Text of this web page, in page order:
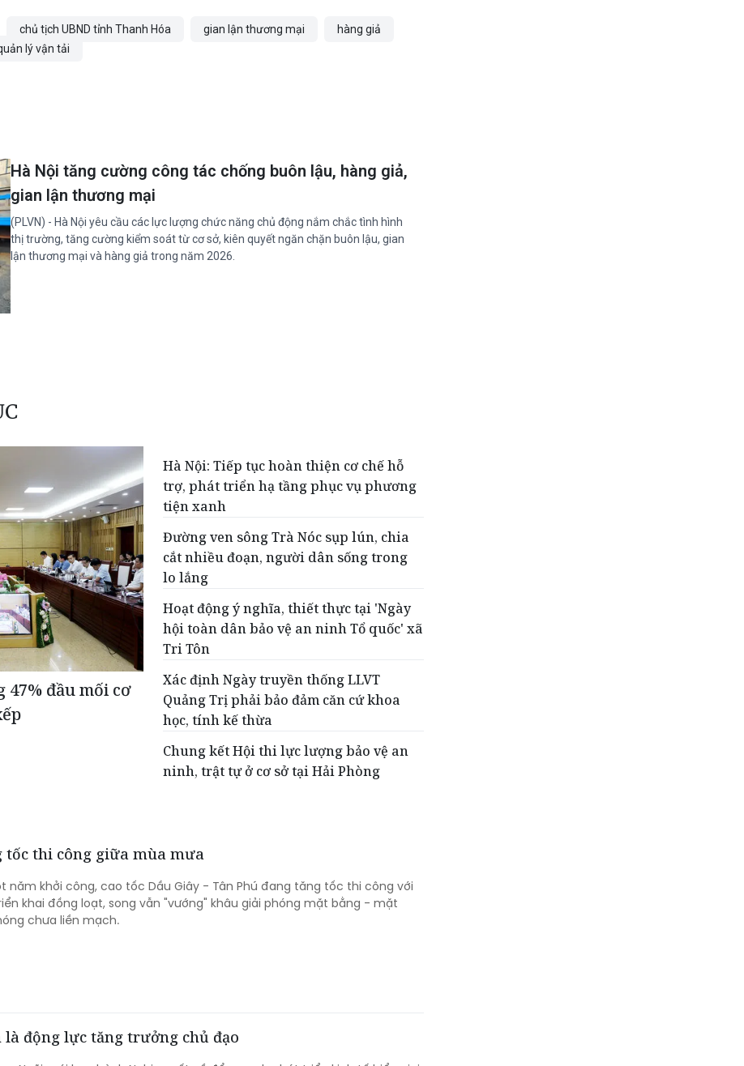
chủ tịch UBND tỉnh Thanh Hóa gian lận thương mại
hàng giả
lý vận tải
Hà Nội tăng cường công tác chống buôn lậu, hàng giả,
gian lận thương mại
(PLVN) - Hà Nội yêu cầu các lực lượng chức năng chủ động nắm chắc tình hình
thị trường, tăng cường kiểm soát từ cơ sở, kiên quyết ngăn chặn buôn lậu, gian
lận thương mại và hàng giả trong năm 2026.
47% đầu mối cơ
Hà Nội: Tiếp tục hoàn thiện cơ chế hỗ
trợ, phát triển hạ tầng phục vụ phương
tiện xanh
Đường ven sông Trà Nóc sụp lún, chia
cắt nhiều đoạn, người dân sống trong
lo lắng
Hoạt động ý nghĩa, thiết thực tại 'Ngày
hội toàn dân bảo vệ an ninh Tổ quốc' xã
Tri Tôn
Xác định Ngày truyền thống LLVT
Quảng Trị phải bảo đảm căn cứ khoa
học, tính kế thừa
Chung kết Hội thi lực lượng bảo vệ an
ninh, trật tự ở cơ sở tại Hải Phòng
tốc thi công giữa mùa mưa
năm khởi công, cao tốc Dầu Giây - Tân Phú đang tăng tốc thi công với
khai đồng loạt, song vẫn "vướng" khâu giải phóng mặt bằng - mặt
chưa liền mạch.
động lực tăng trưởng chủ đạo